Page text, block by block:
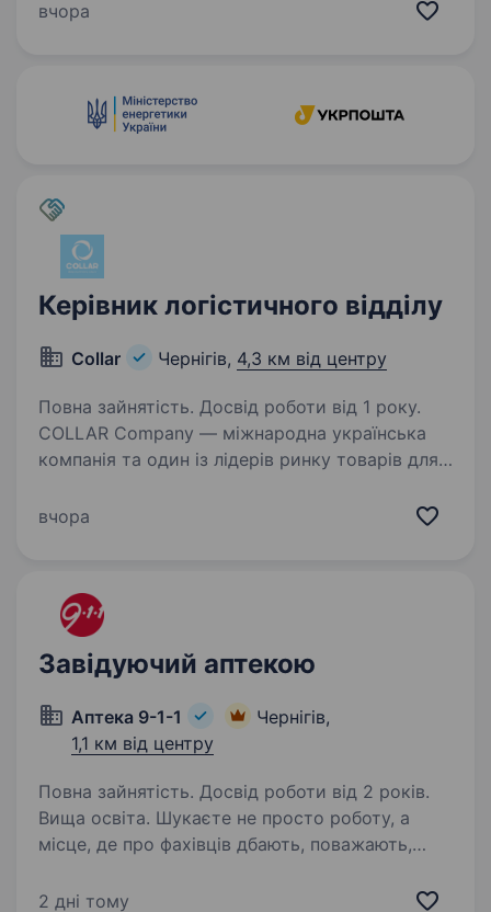
як Керівник магазину! Ми — відома українська
вчора
Керівник логістичного відділу
Collar Чернігів, 4,3 км від центру
Повна зайнятість. Досвід роботи від 1 року.
COLLAR Company — міжнародна українська
компанія та один із лідерів ринку товарів для
ми створюємо інноваційні продукти, які
вчора
Завідуючий аптекою
Аптека 9-1-1
Чернігів,
1,1 км від центру
Повна зайнятість. Досвід роботи від 2 років.
Вища освіта. Шукаєте не просто роботу, а
місце, де про фахівців дбають, поважають,
до команди аптечної мережі «Аптека 9−1-1»!
2 дні тому